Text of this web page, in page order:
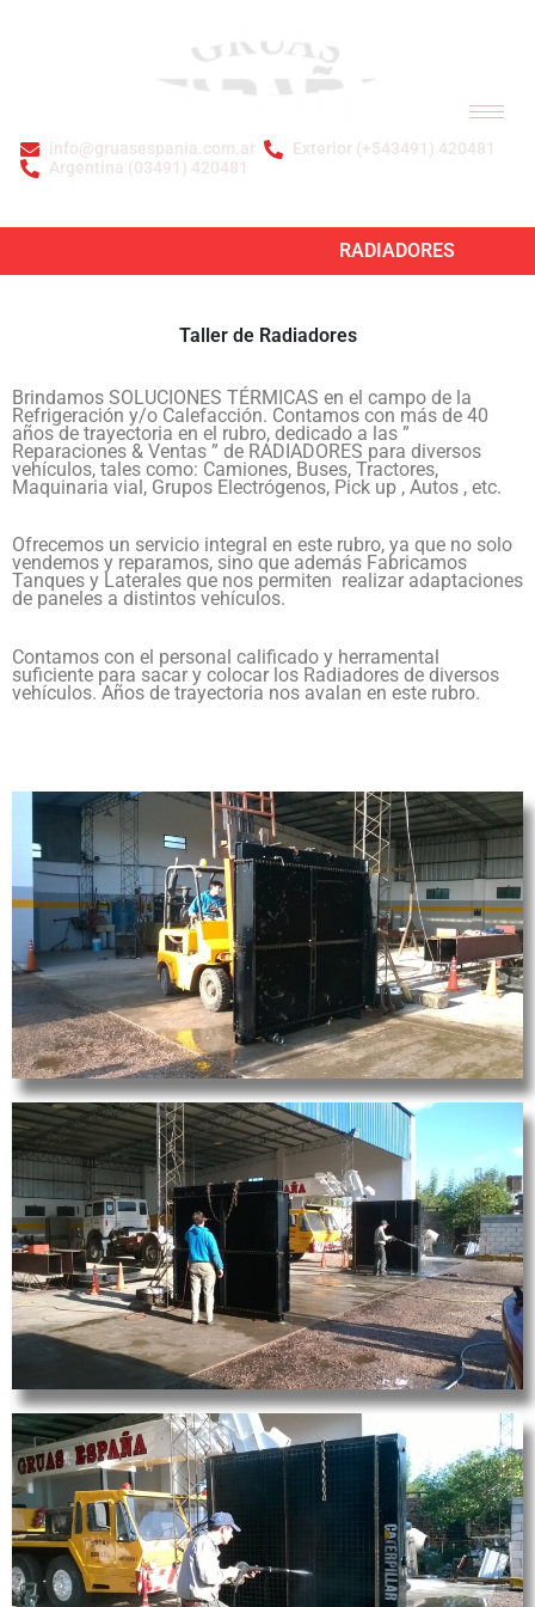
info@gruasespania.com.ar
Exterior (+543491) 420481
Argentina (03491) 420481
RADIADORES
Taller de Radiadores
Brindamos SOLUCIONES TÉRMICAS en el campo de la
Refrigeración y/o Calefacción. Contamos con más de 40
años de trayectoria en el rubro, dedicado a las ”
Reparaciones & Ventas ” de RADIADORES para diversos
vehículos, tales como: Camiones, Buses, Tractores,
Maquinaria vial, Grupos Electrógenos, Pick up , Autos , etc.
Ofrecemos un servicio integral en este rubro, ya que no solo
vendemos y reparamos, sino que además Fabricamos
Tanques y Laterales que nos permiten realizar adaptaciones
de paneles a distintos vehículos.
Contamos con el personal calificado y herramental
suficiente para sacar y colocar los Radiadores de diversos
vehículos. Años de trayectoria nos avalan en este rubro.